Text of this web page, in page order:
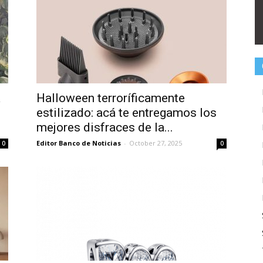
0
Halloween terroríficamente
estilizado: acá te entregamos los
mejores disfraces de la...
Editor Banco de Noticias - October 27, 2025 0